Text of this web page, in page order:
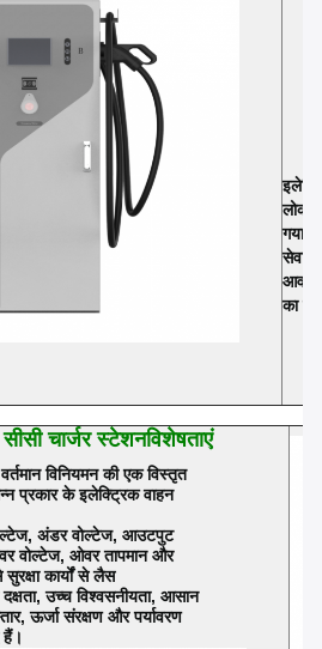
गया
सेवाएं
का
सीसी चार्जर स्टेशनविशेषताएं
विनियमन की एक विस्तृत
प्रकार के इलेक्ट्रिक वाहन
अंडर वोल्टेज, आउटपुट
वोल्टेज, ओवर तापमान और
सुरक्षा कार्यों से लैस
उच्च विश्वसनीयता, आसान
ऊर्जा संरक्षण और पर्यावरण